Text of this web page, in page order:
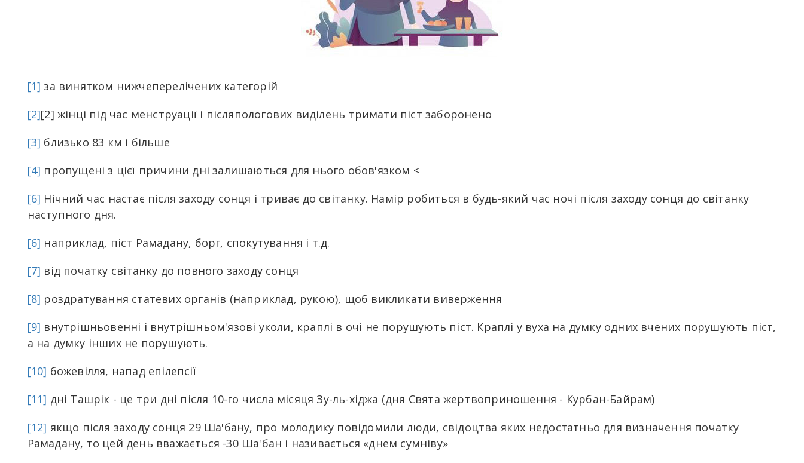
[1] за винятком нижчеперелічених категорій
[2][2] жінці під час менструації і післяпологових виділень тримати піст заборонено
[3] близько 83 км і більше
[4] пропущені з цієї причини дні залишаються для нього обов'язком <
[6] Нічний час настає після заходу сонця і триває до світанку. Намір робиться в будь-який час ночі після заходу сонця до світанку
наступного дня.
[6] наприклад, піст Рамадану, борг, спокутування і т.д.
[7] від початку світанку до повного заходу сонця
[8] роздратування статевих органів (наприклад, рукою), щоб викликати виверження
[9] внутрішньовенні і внутрішньом'язові уколи, краплі в очі не порушують піст. Краплі у вуха на думку одних вчених порушують піст,
а на думку інших не порушують.
[10] божевілля, напад епілепсії
[11] дні Ташрік - це три дні після 10-го числа місяця Зу-ль-хіджа (дня Свята жертвоприношення - Курбан-Байрам)
[12] якщо після заходу сонця 29 Ша'бану, про молодику повідомили люди, свідоцтва яких недостатньо для визначення початку
Рамадану, то цей день вважається -30 Ша'бан і називається «днем сумніву»